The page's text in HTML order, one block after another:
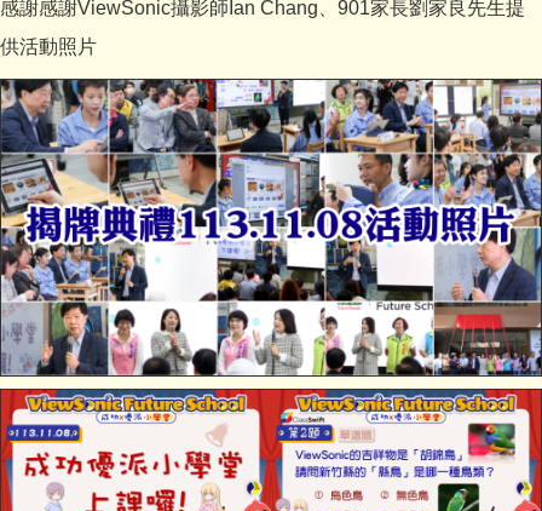
感謝感謝ViewSonic攝影師Ian Chang、901家長劉家良先生提
供活動照片